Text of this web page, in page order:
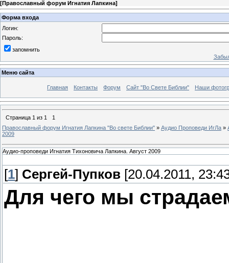
[Православный форум Игнатия Лапкина]
Форма входа
Логин:
Пароль:
запомнить
Меню сайта
Главная Контакты Форум Сайт "Во Свете Библии" Наши
Страница 1 из 1
1
Православный форум Игнатия Лапкина "Во свете Библии" » Аудио Проповеди ИгЛа »
2009
Аудио-проповеди Игнатия Тихоновича Лапкина. Август 2009
[1] Сергей-Пупков [20.04.2011,
Для чего мы